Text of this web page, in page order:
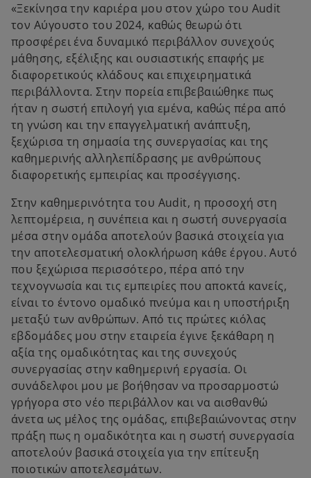
«Ξεκίνησα την καριέρα μου στον χώρο του Audit
τον Αύγουστο του 2024, καθώς θεωρώ ότι
προσφέρει ένα δυναμικό περιβάλλον συνεχούς
μάθησης, εξέλιξης και ουσιαστικής επαφής με
διαφορετικούς κλάδους και επιχειρηματικά
περιβάλλοντα. Στην πορεία επιβεβαιώθηκε πως
ήταν η σωστή επιλογή για εμένα, καθώς πέρα από
τη γνώση και την επαγγελματική ανάπτυξη,
ξεχώρισα τη σημασία της συνεργασίας και της
καθημερινής αλληλεπίδρασης με ανθρώπους
διαφορετικής εμπειρίας και προσέγγισης.
Στην καθημερινότητα του Audit, η προσοχή στη
λεπτομέρεια, η συνέπεια και η σωστή συνεργασία
μέσα στην ομάδα αποτελούν βασικά στοιχεία για
την αποτελεσματική ολοκλήρωση κάθε έργου. Αυτό
που ξεχώρισα περισσότερο, πέρα από την
τεχνογνωσία και τις εμπειρίες που αποκτά κανείς,
είναι το έντονο ομαδικό πνεύμα και η υποστήριξη
μεταξύ των ανθρώπων. Από τις πρώτες κιόλας
εβδομάδες μου στην εταιρεία έγινε ξεκάθαρη η
αξία της ομαδικότητας και της συνεχούς
συνεργασίας στην καθημερινή εργασία. Οι
συνάδελφοι μου με βοήθησαν να προσαρμοστώ
γρήγορα στο νέο περιβάλλον και να αισθανθώ
άνετα ως μέλος της ομάδας, επιβεβαιώνοντας στην
πράξη πως η ομαδικότητα και η σωστή συνεργασία
αποτελούν βασικά στοιχεία για την επίτευξη
ποιοτικών αποτελεσμάτων.